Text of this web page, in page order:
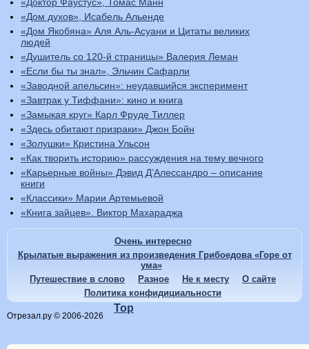
«Доктор Фаустус», Томас Манн
«Дом духов», Исабель Альенде
«Дом Якобяна» Аля Аль-Асуани и Цитаты великих
людей
«Душитель со 120-й страницы» Валерия Леман
«Если бы ты знал», Эльчин Сафарли
«Заводной апельсин»: неудавшийся эксперимент
«Завтрак у Тиффани»: кино и книга
«Замыкая круг» Карл Фруде Тиллер
«Здесь обитают призраки» Джон Бойн
«Золушки» Кристина Ульсон
«Как творить историю» рассуждения на тему вечного
«Карьерные войны» Дэвид Д’Алессандро – описание
книги
«Классики» Марии Артемьевой
«Книга зайцев». Виктор Махараджа
Очень интересно
Крылатые выражения из произведения Грибоедова «Горе от
ума»
Путешествие в слово
Разное Не к месту
О сайте
Политика конфидициальности
Отрезал.ру © 2006-2026
Top